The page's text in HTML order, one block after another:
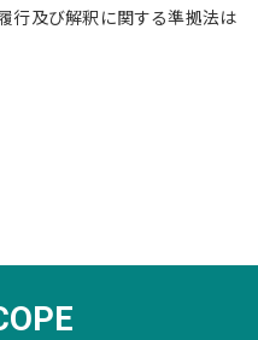
行及び解釈に関する準拠法は